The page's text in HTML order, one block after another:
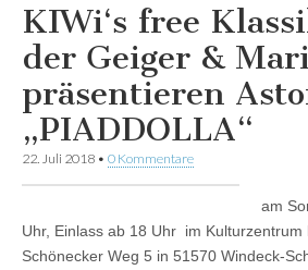
KIWi‘s free
der Geiger &
präsentieren
„PIADDOLLA“
22. Juli 2018 • 0 Kommentare
am
Uhr, Einlass ab 18 Uhr im Kulturzentrum
Schönecker Weg 5 in 51570 Windeck-